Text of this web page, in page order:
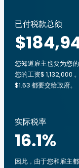
已付税款总额
您知道雇主也要为您
您的工资$ 1,132,000
$1.63 都要交给政府。
实际税率
16.1%
因此，由于您和雇主